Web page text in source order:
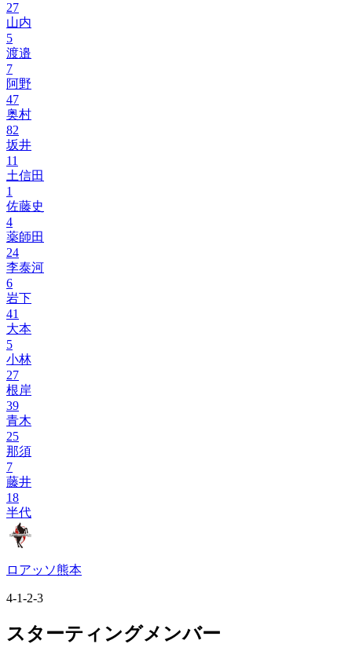
27
山内
5
渡邉
7
阿野
47
奥村
82
坂井
11
土信田
1
佐藤史
4
薬師田
24
李泰河
6
岩下
41
大本
5
小林
27
根岸
39
青木
25
那須
7
藤井
18
半代
ロアッソ熊本
4-1-2-3
スターティングメンバー